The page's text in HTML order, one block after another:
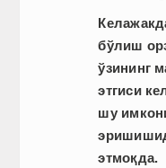
бўлиш
ўзининг
этгиси
шу
этмоқда.